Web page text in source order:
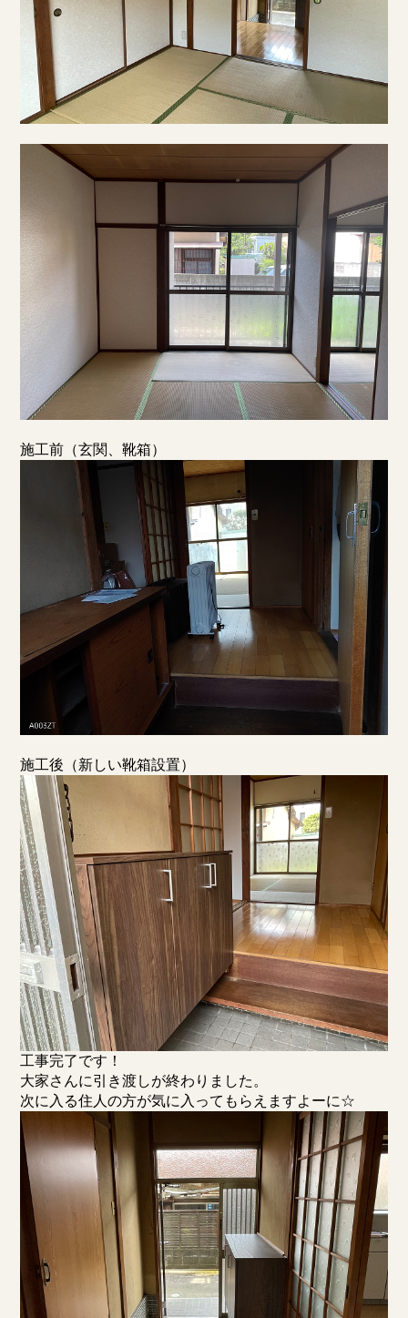
施工前（玄関、靴箱）
施工後（新しい靴箱設置）
工事完了です！
大家さんに引き渡しが終わりました。
次に入る住人の方が気に入ってもらえますよーに☆